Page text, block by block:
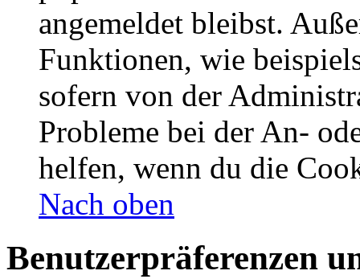
angemeldet bleibst.
Funktionen, wie
sofern von der
Probleme bei der An-
helfen, wenn du die
Nach oben
Benutzerpräferenzen